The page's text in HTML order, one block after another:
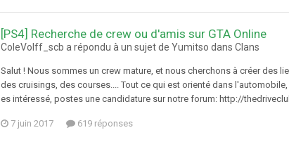
[PS4] Recherche de crew ou d'amis sur GTA Online
ColeVolff_scb a répondu à un sujet de Yumitso dans Clans
Salut ! Nous sommes un crew mature, et nous cherchons à créer des
des cruisings, des courses.... Tout ce qui est orienté dans
es intéressé, postes une candidature sur notre forum: http://
7 juin 2017 619 réponses